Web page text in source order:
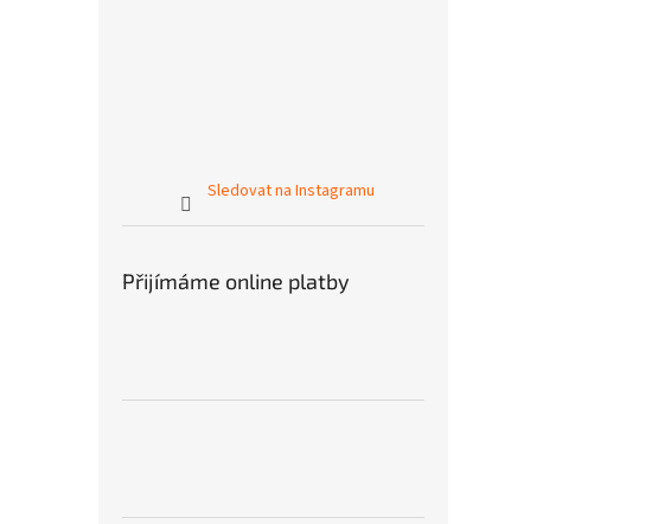
Sledovat na Instagramu
Přijímáme online platby